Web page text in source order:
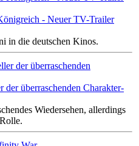
- Neuer TV-Trailer
in die deutschen Kinos.
überraschenden Charakter-
Wiedersehen, allerdings